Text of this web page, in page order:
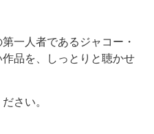
一人者であるジャコー・
品を、しっとりと聴かせ
さい。